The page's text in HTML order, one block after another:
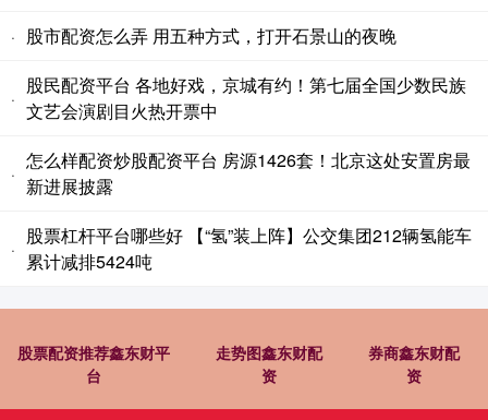
· 股市配资怎么弄 用五种方式，打开石景山的夜晚
·
股民配资平台 各地好戏，京城有约！第七届全国少数民族
文艺会演剧目火热开票中
·
怎么样配资炒股配资平台 房源1426套！北京这处安置房最
新进展披露
·
股票杠杆平台哪些好 【“氢”装上阵】公交集团212辆氢能车
累计减排5424吨
股票配资推荐鑫东财平
台
走势图鑫东财配
资
券商鑫东财配
资